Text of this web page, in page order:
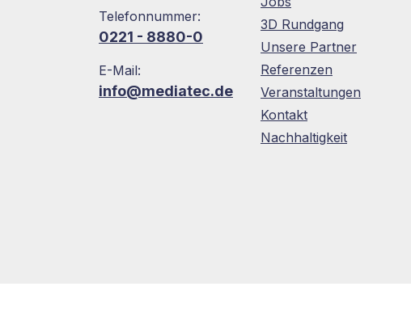
Telefonnummer:
0221 - 8880-0
E-Mail:
info@mediatec.de
3D Rundgang
Unsere Partner
Referenzen
Veranstaltungen
Kontakt
Nachhaltigkeit